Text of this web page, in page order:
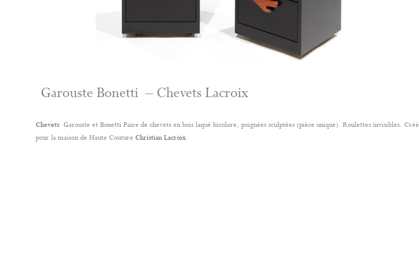
Garouste Bonetti – Chevets Lacroix
Chevets Garouste et Bonetti Paire de chevets en bois laqué bicolore, poignées sculptées (pièce unique). Roulettes invisibles. Créé
pour la maison de Haute Couture Christian Lacroix.